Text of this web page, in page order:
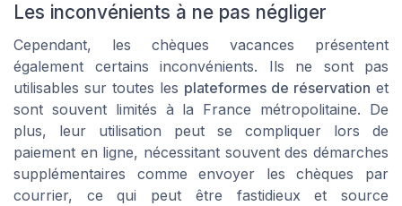
Les inconvénients à ne pas négliger
Cependant, les chèques vacances présentent
également certains inconvénients. Ils ne sont pas
utilisables sur toutes les plateformes de réservation et
sont souvent limités à la France métropolitaine. De
plus, leur utilisation peut se compliquer lors de
paiement en ligne, nécessitant souvent des démarches
supplémentaires comme envoyer les chèques par
courrier, ce qui peut être fastidieux et source